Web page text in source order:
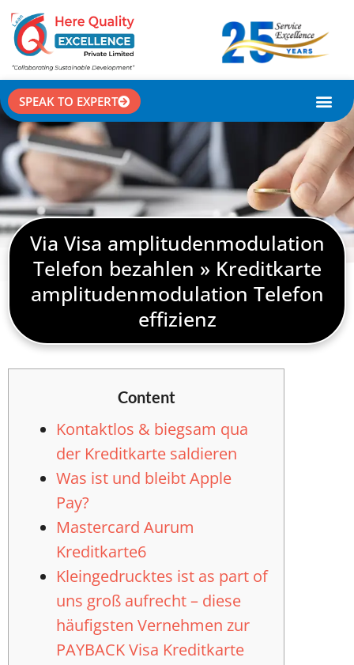
SPEAK TO EXPERT
Via Visa amplitudenmodulation
Telefon bezahlen » Kreditkarte
amplitudenmodulation Telefon
effizienz
Content
Kontaktlos & biegsam qua
der Kreditkarte saldieren
Was ist und bleibt Apple
Pay?
Mastercard Aurum
Kreditkarte6
Kleingedrucktes ist as part of
uns groß aufrecht – diese
häufigsten Vernehmen zur
PAYBACK Visa Kreditkarte